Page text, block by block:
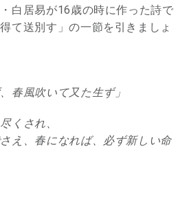
白居易が16歳の時に作った詩で
て送別す」の一節を引きましょ
春風吹いて又た生ず」
くされ、
え、春になれば、必ず新しい命